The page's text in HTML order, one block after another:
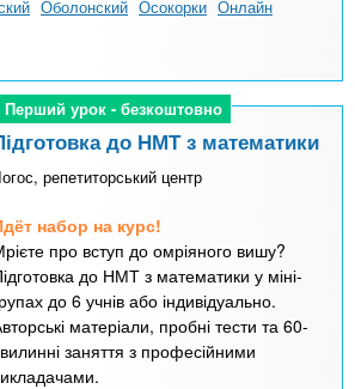
Оболонский Осокорки Онлайн
Перший урок - безкоштовно
Перший урок - безкоштовно
до НМТ з математики
репетиторський центр
набор на курс!
про вступ до омріяного вишу?
до НМТ з математики у міні-
до 6 учнів або індивідуально.
матеріали, пробні тести та 60-
заняття з професійними